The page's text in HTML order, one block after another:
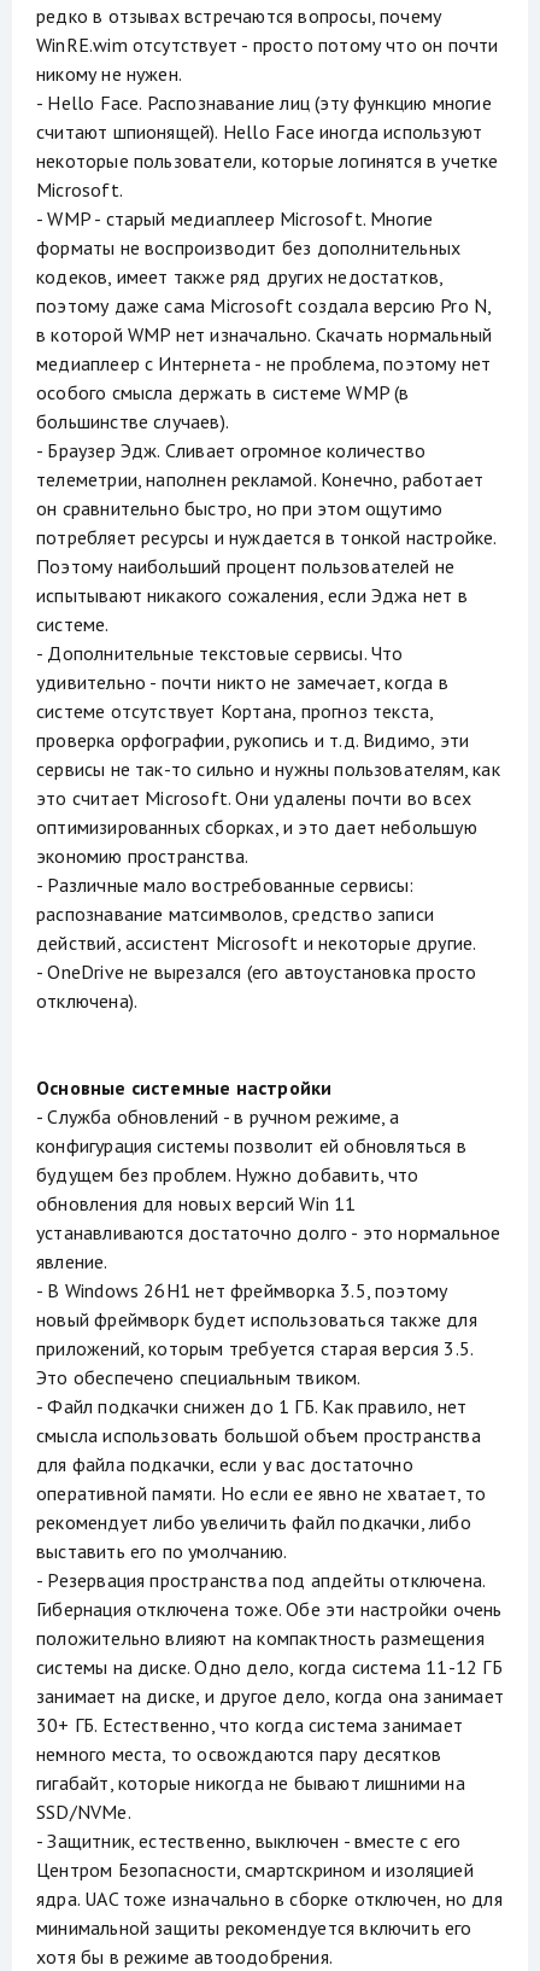
редко в отзывах встречаются вопросы, почему
WinRE.wim отсутствует - просто потому что он почти
никому не нужен.
- Hello Face. Распознавание лиц (эту функцию многие
считают шпионящей). Hello Face иногда используют
некоторые пользователи, которые логинятся в учетке
Microsoft.
- WMP - старый медиаплеер Microsoft. Многие
форматы не воспроизводит без дополнительных
кодеков, имеет также ряд других недостатков,
поэтому даже сама Microsoft создала версию Pro N,
в которой WMP нет изначально. Скачать нормальный
медиаплеер с Интернета - не проблема, поэтому нет
особого смысла держать в системе WMP (в
большинстве случаев).
- Браузер Эдж. Сливает огромное количество
телеметрии, наполнен рекламой. Конечно, работает
он сравнительно быстро, но при этом ощутимо
потребляет ресурсы и нуждается в тонкой настройке.
Поэтому наибольший процент пользователей не
испытывают никакого сожаления, если Эджа нет в
системе.
- Дополнительные текстовые сервисы. Что
удивительно - почти никто не замечает, когда в
системе отсутствует Кортана, прогноз текста,
проверка орфографии, рукопись и т.д. Видимо, эти
сервисы не так-то сильно и нужны пользователям, как
это считает Microsoft. Они удалены почти во всех
оптимизированных сборках, и это дает небольшую
экономию пространства.
- Различные мало востребованные сервисы:
распознавание матсимволов, средство записи
действий, ассистент Microsoft и некоторые другие.
- OneDrive не вырезался (его автоустановка просто
отключена).
Основные системные настройки
- Служба обновлений - в ручном режиме, а
конфигурация системы позволит ей обновляться в
будущем без проблем. Нужно добавить, что
обновления для новых версий Win 11
устанавливаются достаточно долго - это нормальное
явление.
- В Windows 26H1 нет фреймворка 3.5, поэтому
новый фреймворк будет использоваться также для
приложений, которым требуется старая версия 3.5.
Это обеспечено специальным твиком.
- Файл подкачки снижен до 1 ГБ. Как правило, нет
смысла использовать большой объем пространства
для файла подкачки, если у вас достаточно
оперативной памяти. Но если ее явно не хватает, то
рекомендует либо увеличить файл подкачки, либо
выставить его по умолчанию.
- Резервация пространства под апдейты отключена.
Гибернация отключена тоже. Обе эти настройки очень
положительно влияют на компактность размещения
системы на диске. Одно дело, когда система 11-12 ГБ
занимает на диске, и другое дело, когда она занимает
30+ ГБ. Естественно, что когда система занимает
немного места, то освождаются пару десятков
гигабайт, которые никогда не бывают лишними на
SSD/NVMe.
- Защитник, естественно, выключен - вместе с его
Центром Безопасности, смартскрином и изоляцией
ядра. UAC тоже изначально в сборке отключен, но для
минимальной защиты рекомендуется включить его
хотя бы в режиме автоодобрения.